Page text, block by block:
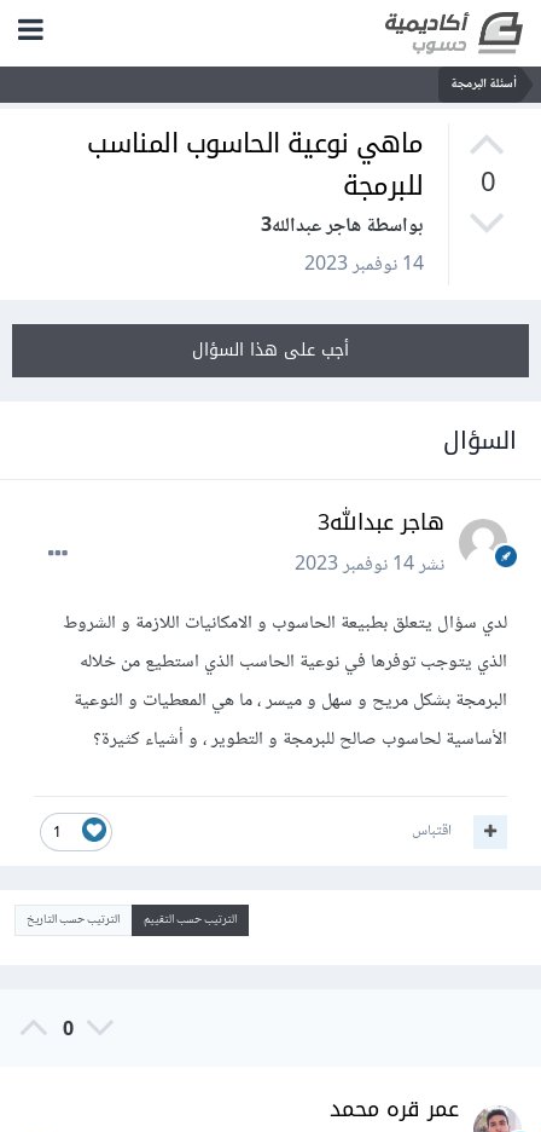
أسئلة البرمجة
0
ماهي نوعية الحاسوب المناسب
للبرمجة
بواسطة هاجر عبدالله3
14 نوفمبر 2023
أجب على هذا السؤال
السؤال
هاجر عبدالله3
نشر14 نوفمبر 2023
لدي سؤال يتعلق بطبيعة الحاسوب و الامكانيات اللازمة و الشروط
الذي يتوجب توفرها في نوعية الحاسب الذي استطيع من خلاله
البرمجة بشكل مريح و سهل و ميسر ، ما هي المعطيات و النوعية
الأساسية لحاسوب صالح للبرمجة و التطوير ، و أشياء كثيرة؟
1 اقتباس
الترتيب حسب التقييم الترتيب حسب التاريخ
0
عمر قره محمد